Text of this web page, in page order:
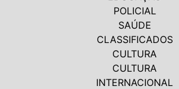
POLICIAL
SAÚDE
CLASSIFICADOS
CULTURA
CULTURA
INTERNACIONAL